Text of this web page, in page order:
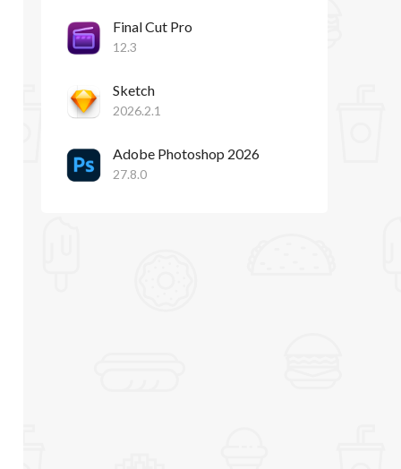
Final Cut Pro
12.3
Sketch
2026.2.1
Adobe Photoshop 2026
27.8.0